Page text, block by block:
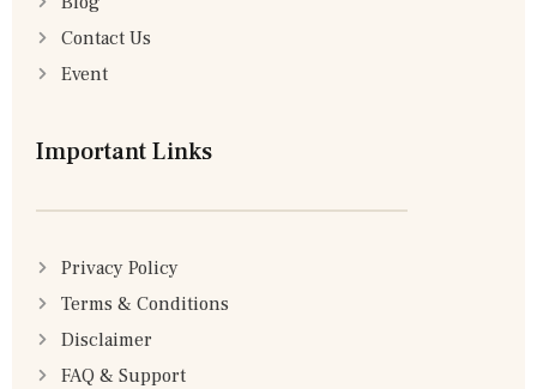
Contact Us
Event
Important Links
Privacy Policy
Terms & Conditions
Disclaimer
FAQ & Support